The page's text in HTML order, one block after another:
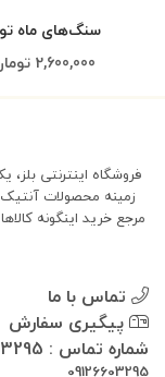
سنگ‌های ماه
2,600,000
فروشگاه اینترنتی
زمینه محصولات
مرجع خرید اینگونه
تماس با ما
پیگیری سفارش
شماره تماس : 09126603295
09126603295